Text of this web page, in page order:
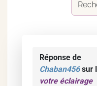
Réponse de
Chaban456sur
votre éclairage